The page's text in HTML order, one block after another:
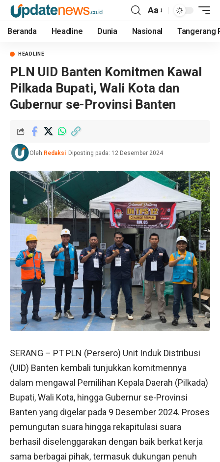
Aa
Beranda Headline Dunia Nasional Tangerang
HEADLINE
PLN UID Banten Komitmen Kawal
Pilkada Bupati, Wali Kota dan
Gubernur se-Provinsi Banten
Oleh: Redaksi Diposting pada: 12 Desember 2024
SERANG – PT PLN (Persero) Unit Induk Distribusi
(UID) Banten kembali tunjukkan komitmennya
dalam mengawal Pemilihan Kepala Daerah (Pilkada)
Bupati, Wali Kota, hingga Gubernur se-Provinsi
Banten yang digelar pada 9 Desember 2024. Proses
pemungutan suara hingga rekapitulasi suara
berhasil diselenggarakan dengan baik berkat kerja
sama berbagai pihak, termasuk dukungan penuh